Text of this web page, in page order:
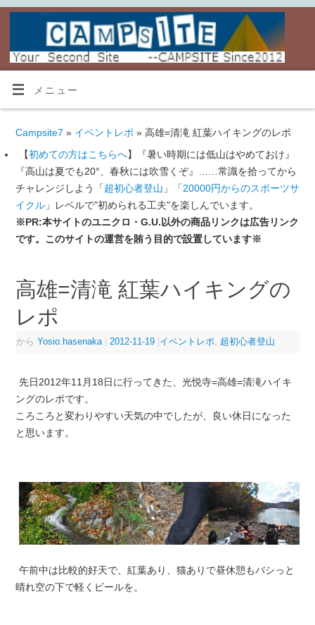
メニュー
Campsite7 » イベントレポ » 高雄=清滝 紅葉ハイキングのレポ
【初めての方はこちらへ】『暑い時期には低山はやめておけ』
『高山は夏でも20°、春秋には吹雪くぞ』……常識を拾ってから
チャレンジしよう「超初心者登山 」「20000円からのスポーツサ
イクル」レベルで"初められる工夫"を楽しんでいます。
※PR:本サイトのユニクロ・G.U.以外の商品リンクは広告リンク
です。このサイトの運営を賄う目的で設置しています※
高雄=清滝 紅葉ハイキングの
レポ
から Yosio.hasenaka 2012-11-19 イベントレポ 超初心者登山
先日2012年11月18日に行ってきた、光悦寺=高雄=清滝ハイキ
ングのレポです。
ころころと変わりやすい天気の中でしたが、良い休日になった
と思います。
午前中は比較的好天で、紅葉あり、猫ありで昼休憩もバシっと
晴れ空の下で軽くビールを。